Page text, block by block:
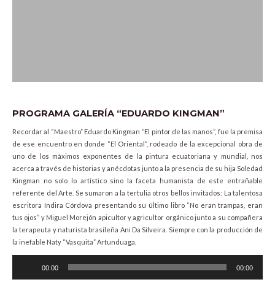
PROGRAMA GALERÍA “EDUARDO KINGMAN”
Recordar al “Maestro” Eduardo Kingman “El pintor de las manos”, fue la premisa
de ese encuentro en donde “El Oriental”, rodeado de la excepcional obra de
uno de los máximos exponentes de la pintura ecuatoriana y mundial, nos
acerca a través de historias y anécdotas junto a la presencia de su hija Soledad
Kingman no solo lo artístico sino la faceta humanista de este entrañable
referente del Arte. Se sumaron a la tertulia otros bellos invitados: La talentosa
escritora Indira Córdova presentando su último libro “No eran trampas, eran
tus ojos” y Miguel Morejón apicultor y agricultor orgánico junto a su compañera
la terapeuta y naturista brasileña Ani Da Silveira. Siempre con la producción de
la inefable Naty “Vasquita” Artunduaga.
Player
00:00 00:00